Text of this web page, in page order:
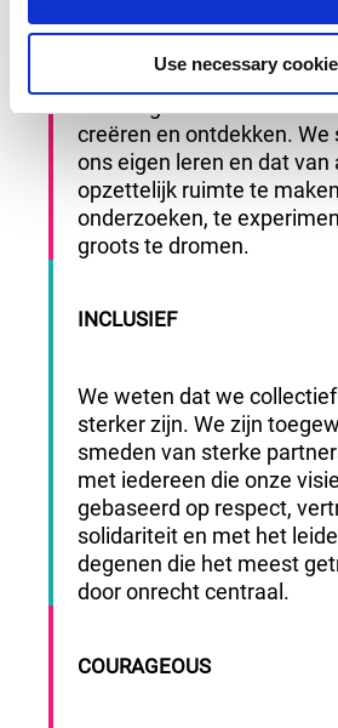
Use necessary
Wij geloven dat we een
creëren en ontdekken. We
ons eigen leren en dat van
opzettelijk ruimte te
onderzoeken, te
groots te dromen.
INCLUSIEF
We weten dat we
sterker zijn. We zijn
smeden van sterke
met iedereen die onze
gebaseerd op respect,
solidariteit en met het
degenen die het meest
door onrecht centraal.
COURAGEOUS